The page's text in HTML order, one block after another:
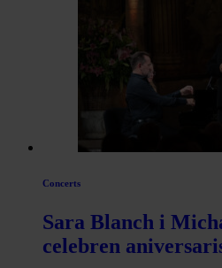
Concerts
Sara Blanch i
celebren